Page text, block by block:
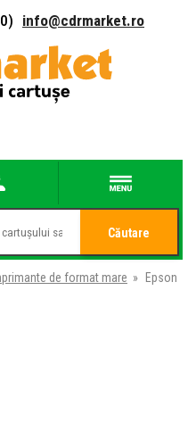
info@cdrmarket.ro
Căutare
de format mare » Epson